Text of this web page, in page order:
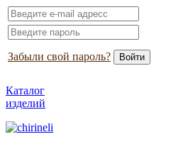
Забыли свой пароль?
Каталог
изделий